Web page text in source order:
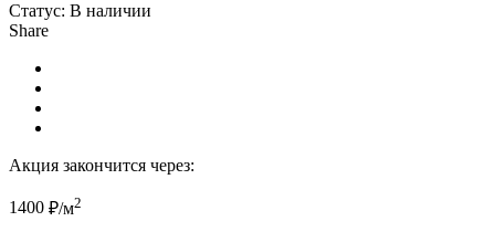
Статус: В наличии
Share
Акция закончится через:
1400 ₽/м2